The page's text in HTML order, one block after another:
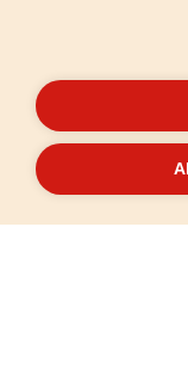
© 2026